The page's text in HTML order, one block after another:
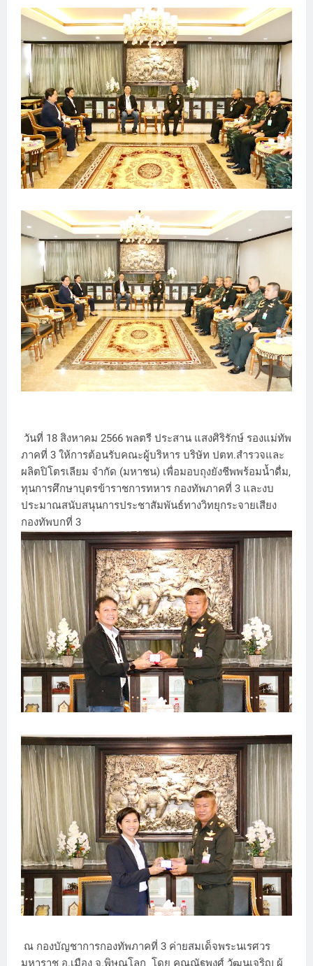
วันที่ 18 สิงหาคม 2566 พลตรี ประสาน แสงศิริรักษ์ รองแม่ทัพ
ภาคที่ 3 ให้การต้อนรับคณะผู้บริหาร บริษัท ปตท.สำรวจและ
ผลิตปิโตรเลียม จำกัด (มหาชน) เพื่อมอบถุงยังชีพพร้อมน้ำดื่ม,
ทุนการศึกษาบุตรข้าราชการทหาร กองทัพภาคที่ 3 และงบ
ประมาณสนับสนุนการประชาสัมพันธ์ทางวิทยุกระจายเสียง
กองทัพบกที่ 3
ณ กองบัญชาการกองทัพภาคที่ 3 ค่ายสมเด็จพระนเรศวร
มหาราช อ.เมือง จ.พิษณุโลก โดย คุณณัฐพงศ์ วัฒนเจริญ ผู้